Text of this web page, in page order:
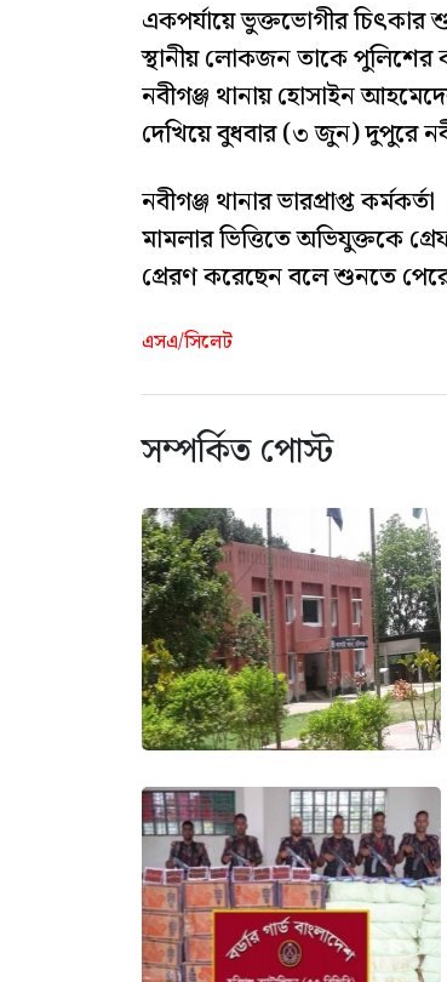
একপর্যায়ে ভুক্তভোগীর
স্থানীয় লোকজন তাকে পুলিশের
নবীগঞ্জ থানায় হোসাইন
দেখিয়ে বুধবার (৩ জুন) দুপুরে
নবীগঞ্জ থানার ভারপ্রাপ্ত
মামলার ভিত্তিতে অভিযুক্তকে
প্রেরণ করেছেন বলে শুনতে
এসএ/সিলেট
সম্পর্কিত পোস্ট